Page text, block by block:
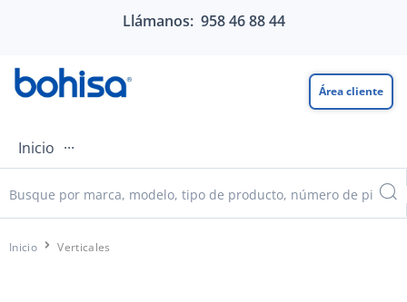
Llámanos: 958 46 88 44
Inicio ···
Área cliente
Inicio Verticales